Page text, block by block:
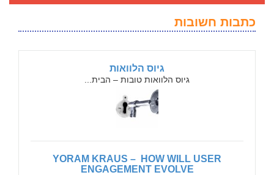
כתבות חשובות
גיוס הלוואות
גיוס הלוואות טובות – הבית...
YORAM KRAUS – HOW WILL USER
ENGAGEMENT EVOLVE